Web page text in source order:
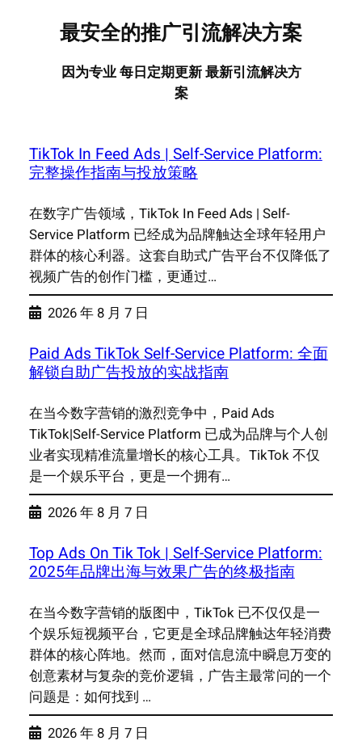
最安全的推广引流解决方案
因为专业 每日定期更新 最新引流解决方
案
TikTok In Feed Ads | Self-Service Platform:
完整操作指南与投放策略
在数字广告领域，TikTok In Feed Ads | Self-
Service Platform 已经成为品牌触达全球年轻用户
群体的核心利器。这套自助式广告平台不仅降低了
视频广告的创作门槛，更通过…
2026 年 8 月 7 日
Paid Ads TikTok Self-Service Platform: 全面
解锁自助广告投放的实战指南
在当今数字营销的激烈竞争中，Paid Ads
TikTok|Self-Service Platform 已成为品牌与个人创
业者实现精准流量增长的核心工具。TikTok 不仅
是一个娱乐平台，更是一个拥有…
2026 年 8 月 7 日
Top Ads On Tik Tok | Self-Service Platform:
2025年品牌出海与效果广告的终极指南
在当今数字营销的版图中，TikTok 已不仅仅是一
个娱乐短视频平台，它更是全球品牌触达年轻消费
群体的核心阵地。然而，面对信息流中瞬息万变的
创意素材与复杂的竞价逻辑，广告主最常问的一个
问题是：如何找到 …
2026 年 8 月 7 日